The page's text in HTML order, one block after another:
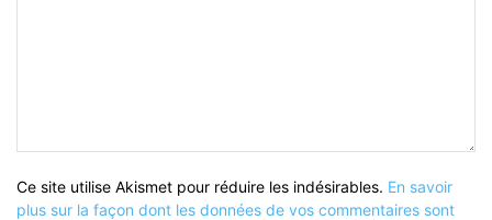
Ce site utilise Akismet pour réduire les indésirables. En savoir
plus sur la façon dont les données de vos commentaires sont